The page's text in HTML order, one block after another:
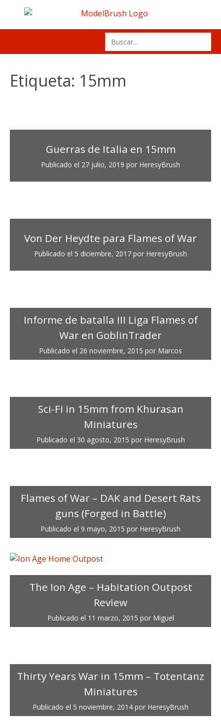
content
Search
for:
Etiqueta: 15mm
Guerras de Italia en 15mm
Publicado el 27 julio, 2019 por HeresyBrush
Von Der Heydte para Flames of War
Publicado el 5 diciembre, 2017 por HeresyBrush
Informe de batalla III Liga Flames of
War en GoblinTrader
Publicado el 26 noviembre, 2015 por Marcos
Sci-Fi in 15mm from Khurasan
Miniatures
Publicado el 30 agosto, 2015 por HeresyBrush
Flames of War – DAK and Desert Rats
guns (Forged in Battle)
Publicado el 9 mayo, 2015 por HeresyBrush
The Ion Age – Habitation Outpost
Review
Publicado el 11 marzo, 2015 por Miguel
Thirty Years War in 15mm – Totentanz
Miniatures
Publicado el 5 noviembre, 2014 por HeresyBrush